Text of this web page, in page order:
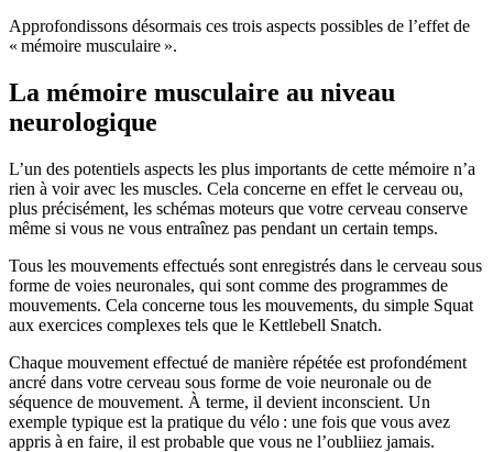
Approfondissons désormais ces trois aspects possibles de l’effet de
« mémoire musculaire ».
La mémoire musculaire au niveau
neurologique
L’un des potentiels aspects les plus importants de cette mémoire n’a
rien à voir avec les muscles. Cela concerne en effet le cerveau ou,
plus précisément, les schémas moteurs que votre cerveau conserve
même si vous ne vous entraînez pas pendant un certain temps.
Tous les mouvements effectués sont enregistrés dans le cerveau sous
forme de voies neuronales, qui sont comme des programmes de
mouvements. Cela concerne tous les mouvements, du simple Squat
aux exercices complexes tels que le Kettlebell Snatch.
Chaque mouvement effectué de manière répétée est profondément
ancré dans votre cerveau sous forme de voie neuronale ou de
séquence de mouvement. À terme, il devient inconscient. Un
exemple typique est la pratique du vélo : une fois que vous avez
appris à en faire, il est probable que vous ne l’oubliiez jamais.